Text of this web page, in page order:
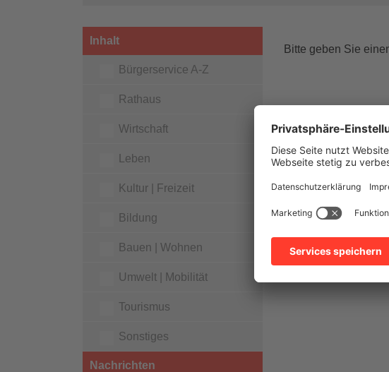
Inhalt
Bürgerservice A-Z
Rathaus
Wirtschaft
Leben
Kultur | Freizeit
Bildung
Bauen | Wohnen
Umwelt | Mobilität
Tourismus
Sonstiges
Nachrichten
Bitte geben Sie